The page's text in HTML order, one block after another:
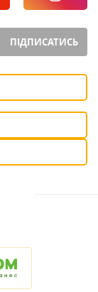
ПІДПИСАТИСЬ